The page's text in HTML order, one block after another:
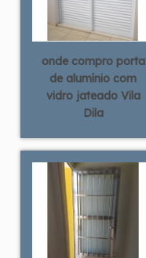
onde compro porta
de alumínio com
vidro jateado Vila
Dila